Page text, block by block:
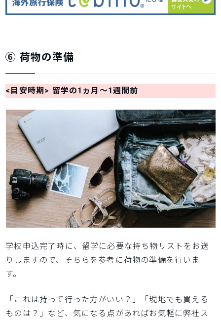
⑥ 荷物の準備
<目安時期> 留学の1ヵ月～1週間前
学校申込完了時に、留学に必要な持ち物リストをお送
りしますので、そちらを参考に荷物の準備を行いま
す。
「これは持って行った方がいい？」「現地でも買える
ものは？」など、気になる点があればお気軽に弊社ス